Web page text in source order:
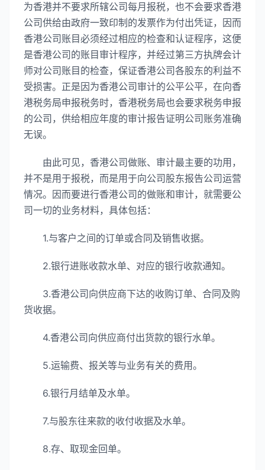
为香港并不要求所辖公司每月报税，也不会要求香港
公司供给由政府一致印制的发票作为付出凭证，因而
香港公司账目必须经过相应的检查和认证程序，这便
是香港公司的账目审计程序，并经过第三方执牌会计
师对公司账目的检查，保证香港公司各股东的利益不
受损害。正是因为香港公司审计的公平公平，在向香
港税务局申报税务时，香港税务局也会要求税务申报
的公司，供给相应年度的审计报告证明公司账务准确
无误。
由此可见，香港公司做账、审计最主要的功用，
并不是用于报税，而是用于向公司股东报告公司运营
情况。因而要进行香港公司的做账和审计，就需要公
司一切的业务材料，具体包括：
1.与客户之间的订单或合同及销售收据。
2.银行进账收款水单、对应的银行收款通知。
3.香港公司向供应商下达的收购订单、合同及购
货收据。
4.香港公司向供应商付出货款的银行水单。
5.运输费、报关等与业务有关的费用。
6.银行月结单及水单。
7.与股东往来款的收付收据及水单。
8.存、取现金回单。